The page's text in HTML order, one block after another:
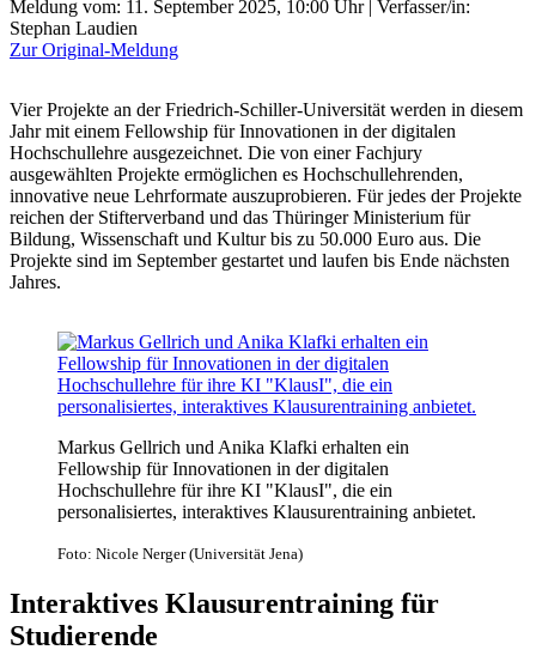
Meldung vom: 11. September 2025, 10:00 Uhr| Verfasser/in:
Stephan Laudien
Zur Original-Meldung
Vier Projekte an der Friedrich-Schiller-Universität werden in diesem
Jahr mit einem Fellowship für Innovationen in der digitalen
Hochschullehre ausgezeichnet. Die von einer Fachjury
ausgewählten Projekte ermöglichen es Hochschullehrenden,
innovative neue Lehrformate auszuprobieren. Für jedes der Projekte
reichen der Stifterverband und das Thüringer Ministerium für
Bildung, Wissenschaft und Kultur bis zu 50.000 Euro aus. Die
Projekte sind im September gestartet und laufen bis Ende nächsten
Jahres.
Markus Gellrich und Anika Klafki erhalten ein
Fellowship für Innovationen in der digitalen
Hochschullehre für ihre KI "KlausI", die ein
personalisiertes, interaktives Klausurentraining anbietet.
Foto: Nicole Nerger (Universität Jena)
Interaktives Klausurentraining für
Studierende